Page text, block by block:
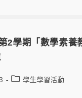
2學期「數學素養
學生學習活動